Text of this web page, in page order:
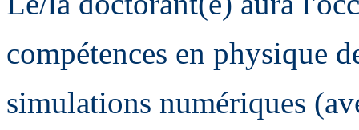
compétences en physique
simulations numériques